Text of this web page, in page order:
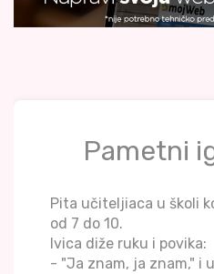
Pametni
Pita učiteljiaca u školi
od 7 do 10.
Ivica diže ruku i povika:
- "Ja znam, ja znam," i